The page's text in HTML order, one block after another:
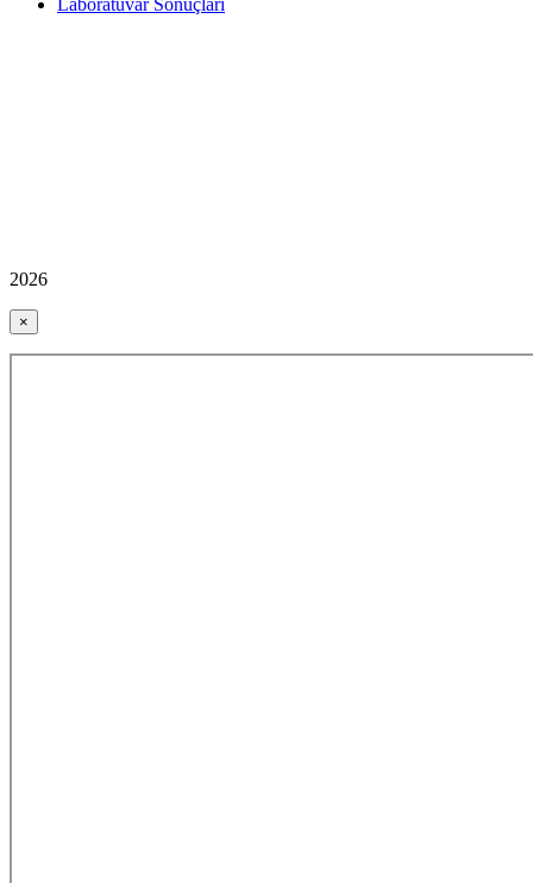
Laboratuvar Sonuçları
2026
×